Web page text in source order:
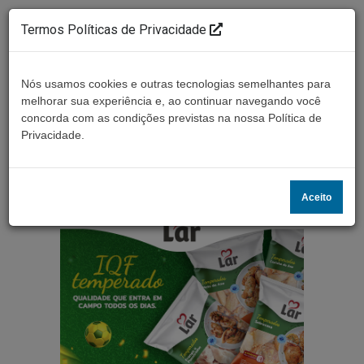
Termos Políticas de Privacidade
Nós usamos cookies e outras tecnologias semelhantes para
melhorar sua experiência e, ao continuar navegando você
concorda com as condições previstas na nossa Política de
Privacidade.
Aceito